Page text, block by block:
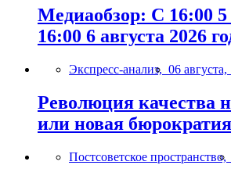
Медиаобзор: С 16:00 5
16:00 6 августа 2026
Экспресс-анализ, 06 августа,
Революция качества
или новая
Постсоветское пространство,